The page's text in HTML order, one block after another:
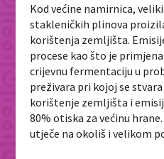
Kod većine namirnica,
stakleničkih plinova
korištenja zemljišta.
procese kao što je
crijevnu fermentaciju u
preživara pri kojoj se
korištenje zemljišta i
80% otiska za većinu
utječe na okoliš i velikom